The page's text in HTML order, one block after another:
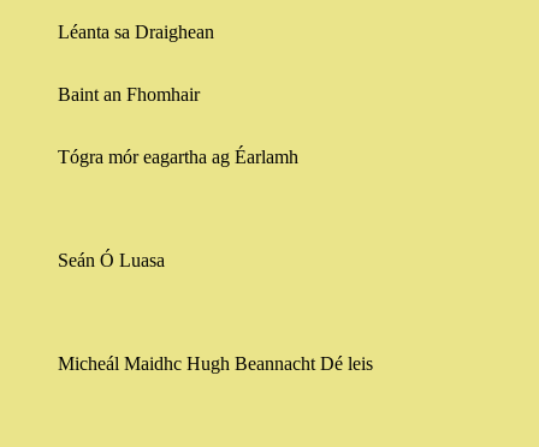
Léanta sa Draighean
Baint an Fhomhair
Tógra mór eagartha ag Éarlamh
Seán Ó Luasa
Micheál Maidhc Hugh Beannacht Dé leis